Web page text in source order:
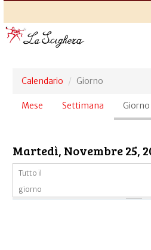
Calendario Giorno
Schede
Mese Settimana Giorno
Martedì, Novembre 25,
Tutto il
giorno